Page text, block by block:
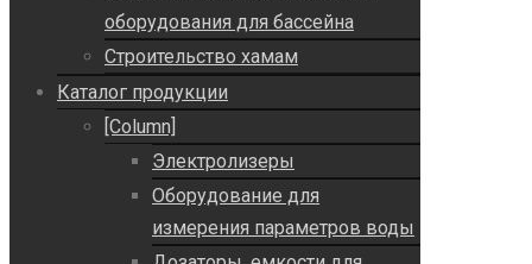
оборудования для бассейна
Строительство хамам
Каталог продукции
[Column]
Электролизеры
Оборудование для
измерения параметров воды